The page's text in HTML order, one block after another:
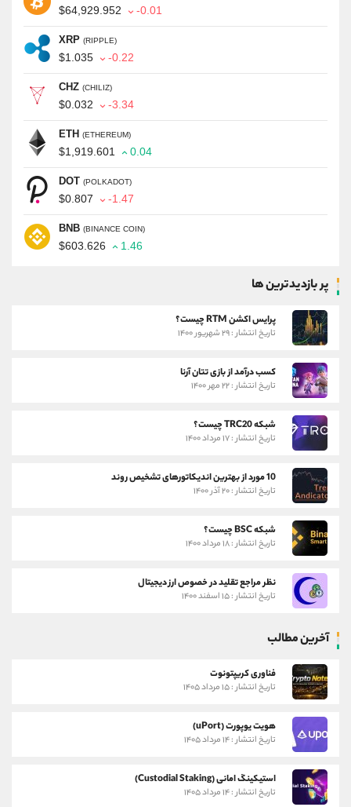
$64,929.952 -0.01
XRP (RIPPLE)
$1.035 -0.22
CHZ (CHILIZ)
$0.032 -3.34
ETH (ETHEREUM)
$1,919.601 0.04
DOT (POLKADOT)
$0.807 -1.47
BNB (BINANCE COIN)
$603.626 1.46
پر بازدیدترین ها
پرایس اکشن RTM چیست؟
تاریخ انتشار : ۲۹ شهریور ۱۴۰۰
کسب درآمد از بازی تتان آرنا
تاریخ انتشار : ۲۲ مهر ۱۴۰۰
شبکه TRC20 چیست؟
تاریخ انتشار : ۱۷ مرداد ۱۴۰۰
10 مورد از بهترین اندیکاتورهای تشخیص روند
تاریخ انتشار : ۲۰ آذر ۱۴۰۰
شبکه BSC چیست؟
تاریخ انتشار : ۱۸ مرداد ۱۴۰۰
نظر مراجع تقلید در خصوص ارز دیجیتال
تاریخ انتشار : ۱۵ اسفند ۱۴۰۰
آخرین مطالب
فناوری کریپتونوت
تاریخ انتشار : ۱۵ مرداد ۱۴۰۵
هویت یوپورت (uPort)
تاریخ انتشار : ۱۴ مرداد ۱۴۰۵
استیکینگ امانی (Custodial Staking)
تاریخ انتشار : ۱۴ مرداد ۱۴۰۵